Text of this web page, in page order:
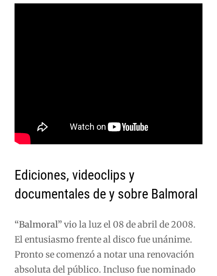
Ediciones, videoclips y
documentales de y sobre Balmoral
“Balmoral”vio la luz el 08 de abril de 2008.
El entusiasmo frente al disco fue unánime.
Pronto se comenzó a notar una renovación
absoluta del público. Incluso fue nominado